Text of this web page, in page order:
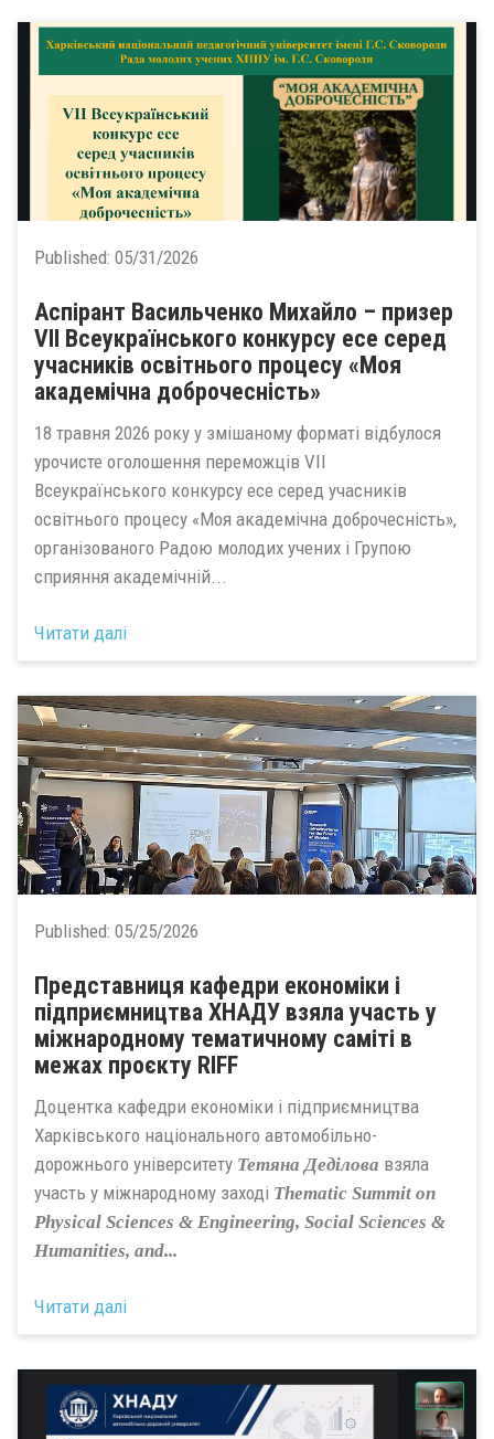
Published: 05/31/2026
Аспірант Васильченко Михайло – призер
VII Всеукраїнського конкурсу есе серед
учасників освітнього процесу «Моя
академічна доброчесність»
18 травня 2026 року у змішаному форматі відбулося
урочисте оголошення переможців VII
Всеукраїнського конкурсу есе серед учасників
освітнього процесу «Моя академічна доброчесність»,
організованого Радою молодих учених і Групою
сприяння академічній...
Читати далі
Published: 05/25/2026
Представниця кафедри економіки і
підприємництва ХНАДУ взяла участь у
міжнародному тематичному саміті в
межах проєкту RIFF
Доцентка кафедри економіки і підприємництва
Харківського національного автомобільно-
дорожнього університету Тетяна Деділова взяла
участь у міжнародному заході Thematic Summit on
Physical Sciences & Engineering, Social Sciences &
Humanities, and...
Читати далі